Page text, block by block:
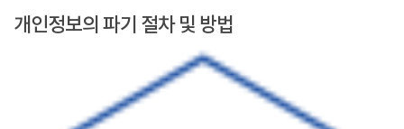
개인정보의 파기 절차 및 방법